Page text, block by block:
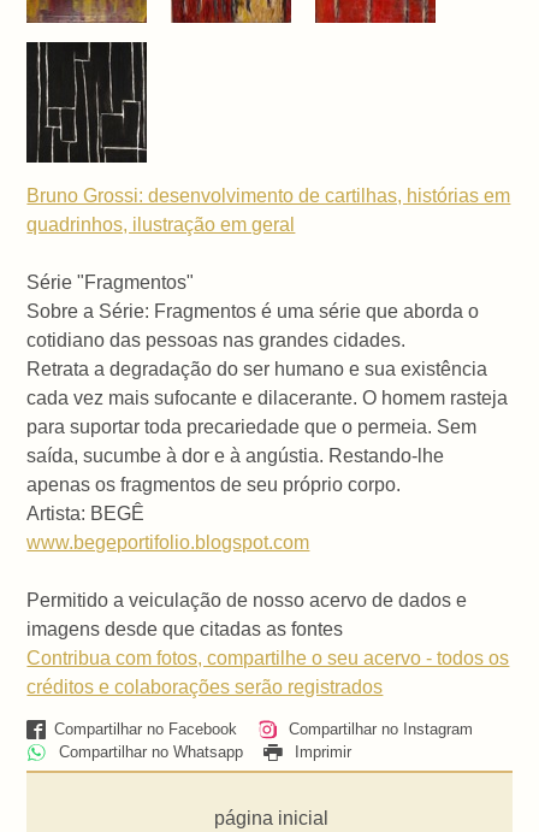
Bruno Grossi: desenvolvimento de cartilhas, histórias em
quadrinhos, ilustração em geral
Série "Fragmentos"
Sobre a Série: Fragmentos é uma série que aborda o
cotidiano das pessoas nas grandes cidades.
Retrata a degradação do ser humano e sua existência
cada vez mais sufocante e dilacerante. O homem rasteja
para suportar toda precariedade que o permeia. Sem
saída, sucumbe à dor e à angústia. Restando-lhe
apenas os fragmentos de seu próprio corpo.
Artista: BEGÊ
www.begeportifolio.blogspot.com
Permitido a veiculação de nosso acervo de dados e
imagens desde que citadas as fontes
Contribua com fotos, compartilhe o seu acervo - todos os
créditos e colaborações serão registrados
Compartilhar no Facebook
Compartilhar no Instagram
Compartilhar no Whatsapp
Imprimir
página inicial